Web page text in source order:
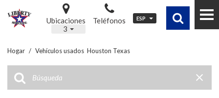
Ubicaciones
3
Teléfonos ESP
Hogar / Vehículos usados ​ Houston Texas